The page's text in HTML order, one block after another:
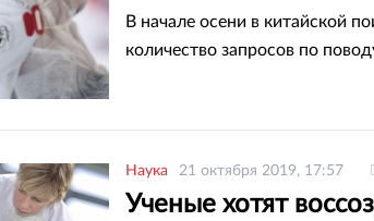
В начале осени в китайской
количество запросов по
Наука 21 октября 2019, 17:57
Ученые хотят